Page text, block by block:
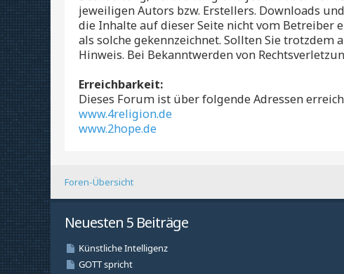
jeweiligen Autors bzw. Erstellers. Downloads
die Inhalte auf dieser Seite nicht vom Betreiber
als solche gekennzeichnet. Sollten Sie
Hinweis. Bei Bekanntwerden von
Erreichbarkeit:
Dieses Forum ist über folgende Adressen
www.4religion.de
www.2hope.de
Foren-Übersicht
Neuesten 5 Beiträge